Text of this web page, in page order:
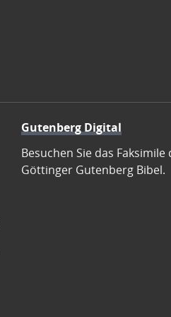
Gutenberg Digital
Besuchen Sie das Faksimile
Göttinger Gutenberg Bibel.